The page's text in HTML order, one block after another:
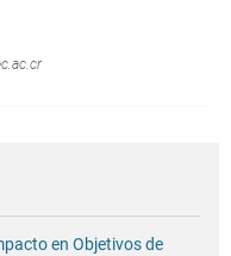
en Objetivos de